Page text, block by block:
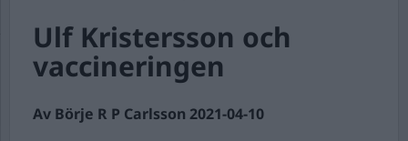
Ulf Kristersson och
vaccineringen
Av Börje R P Carlsson 2021-04-10